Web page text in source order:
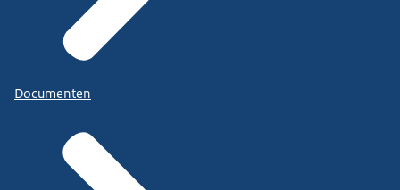
Documenten